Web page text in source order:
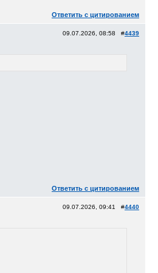
Ответить с цитированием
09.07.2026, 08:58 #4439
Ответить с цитированием
09.07.2026, 09:41 #4440